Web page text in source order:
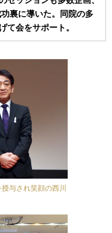
裏に導いた。同院の多
て会をサポート。
与され笑顔の西川